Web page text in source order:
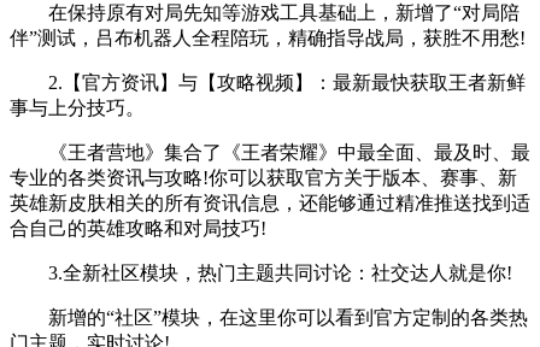
在保持原有对局先知等游戏工具基础上，新增了“对局陪
伴”测试，吕布机器人全程陪玩，精确指导战局，获胜不用愁!
2.【官方资讯】与【攻略视频】：最新最快获取王者新鲜
事与上分技巧。
《王者营地》集合了《王者荣耀》中最全面、最及时、最
专业的各类资讯与攻略!你可以获取官方关于版本、赛事、新
英雄新皮肤相关的所有资讯信息，还能够通过精准推送找到适
合自己的英雄攻略和对局技巧!
3.全新社区模块，热门主题共同讨论：社交达人就是你!
新增的“社区”模块，在这里你可以看到官方定制的各类热
门主题，实时讨论!